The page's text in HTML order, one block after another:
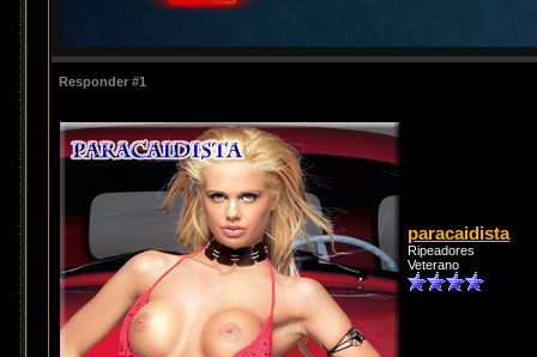
Responder #1
paracaidista
Ripeadores
Veterano